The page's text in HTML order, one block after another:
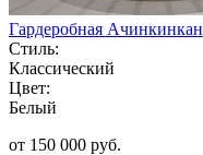
Гардеробная Ачинкинкан
Стиль:
Классический
Цвет:
Белый
от 150 000 руб.